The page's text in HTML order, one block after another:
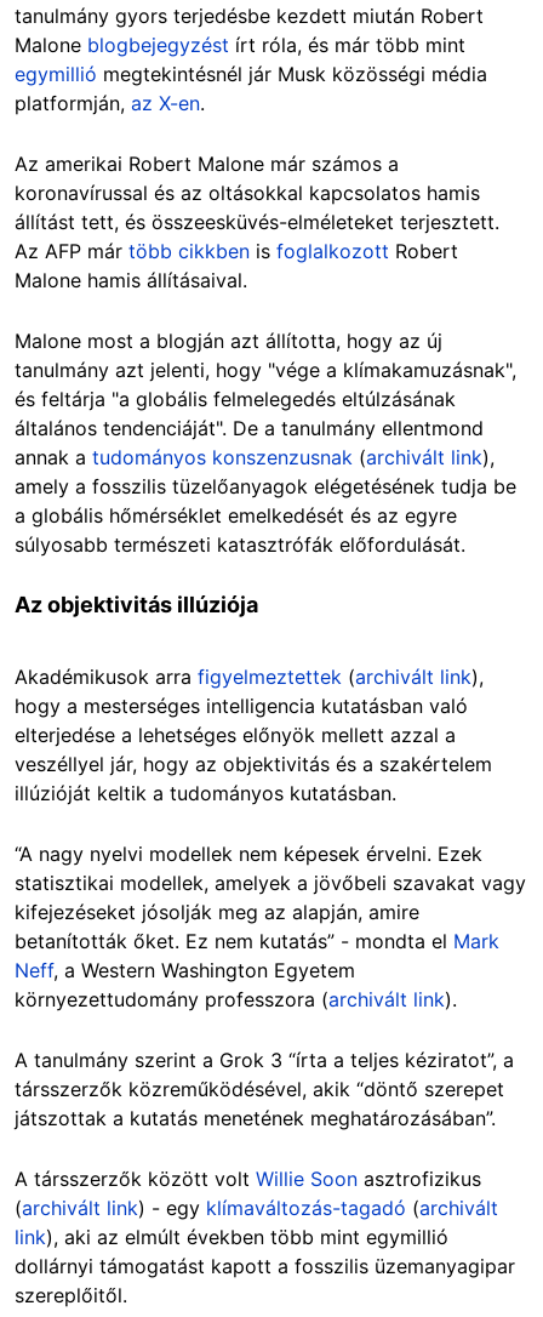
tanulmány gyors terjedésbe kezdett miután Robert
Malone blogbejegyzést írt róla, és már több mint
egymillió megtekintésnél jár Musk közösségi média
platformján, az X-en.
Az amerikai Robert Malone már számos a
koronavírussal és az oltásokkal kapcsolatos hamis
állítást tett, és összeesküvés-elméleteket terjesztett.
Az AFP már több cikkben is foglalkozott Robert
Malone hamis állításaival.
Malone most a blogján azt állította, hogy az új
tanulmány azt jelenti, hogy "vége a klímakamuzásnak",
és feltárja "a globális felmelegedés eltúlzásának
általános tendenciáját". De a tanulmány ellentmond
annak a tudományos konszenzusnak (archivált link),
amely a fosszilis tüzelőanyagok elégetésének tudja be
a globális hőmérséklet emelkedését és az egyre
súlyosabb természeti katasztrófák előfordulását.
Az objektivitás illúziója
Akadémikusok arra figyelmeztettek (archivált link),
hogy a mesterséges intelligencia kutatásban való
elterjedése a lehetséges előnyök mellett azzal a
veszéllyel jár, hogy az objektivitás és a szakértelem
illúzióját keltik a tudományos kutatásban.
“A nagy nyelvi modellek nem képesek érvelni. Ezek
statisztikai modellek, amelyek a jövőbeli szavakat vagy
kifejezéseket jósolják meg az alapján, amire
betanították őket. Ez nem kutatás” - mondta el Mark
Neff, a Western Washington Egyetem
környezettudomány professzora (archivált link).
A tanulmány szerint a Grok 3 “írta a teljes kéziratot”, a
társszerzők közreműködésével, akik “döntő szerepet
játszottak a kutatás menetének meghatározásában”.
A társszerzők között volt Willie Soon asztrofizikus
(archivált link) - egy klímaváltozás-tagadó (archivált
link), aki az elmúlt években több mint egymillió
dollárnyi támogatást kapott a fosszilis üzemanyagipar
szereplőitől.